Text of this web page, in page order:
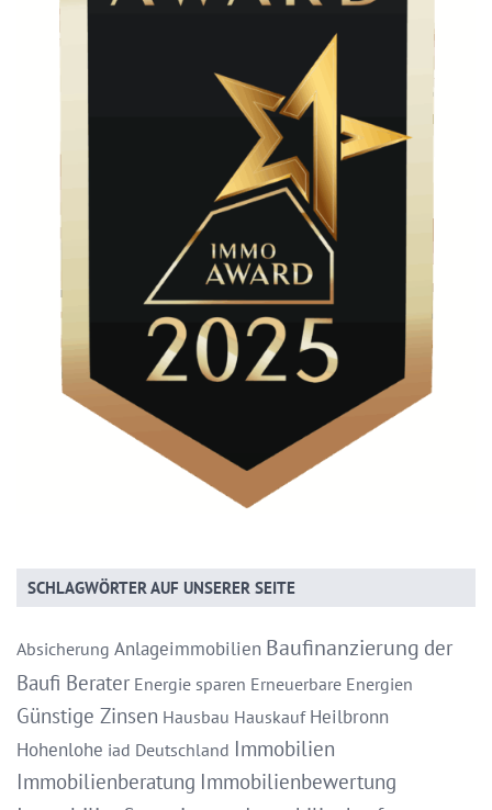
SCHLAGWÖRTER AUF UNSERER SEITE
Absicherung Anlageimmobilien Baufinanzierung der
Baufi Berater Energie sparen Erneuerbare Energien
Günstige Zinsen Hausbau Hauskauf Heilbronn
Hohenlohe iad Deutschland Immobilien
Immobilienberatung Immobilienbewertung